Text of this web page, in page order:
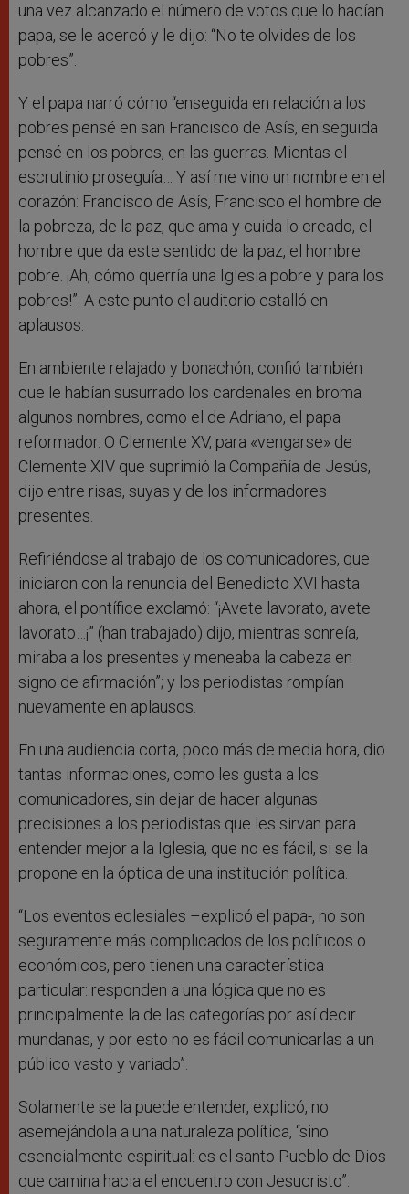
una vez alcanzado el número de votos que lo hacían
papa, se le acercó y le dijo: “No te olvides de los
pobres”.
Y el papa narró cómo “enseguida en relación a los
pobres pensé en san Francisco de Asís, en seguida
pensé en los pobres, en las guerras. Mientas el
escrutinio proseguía… Y así me vino un nombre en el
corazón: Francisco de Asís, Francisco el hombre de
la pobreza, de la paz, que ama y cuida lo creado, el
hombre que da este sentido de la paz, el hombre
pobre. ¡Ah, cómo querría una Iglesia pobre y para los
pobres!”. A este punto el auditorio estalló en
aplausos.
En ambiente relajado y bonachón, confió también
que le habían susurrado los cardenales en broma
algunos nombres, como el de Adriano, el papa
reformador. O Clemente XV, para «vengarse» de
Clemente XIV que suprimió la Compañía de Jesús,
dijo entre risas, suyas y de los informadores
presentes.
Refiriéndose al trabajo de los comunicadores, que
iniciaron con la renuncia del Benedicto XVI hasta
ahora, el pontífice exclamó: “¡Avete lavorato, avete
lavorato…¡” (han trabajado) dijo, mientras sonreía,
miraba a los presentes y meneaba la cabeza en
signo de afirmación”; y los periodistas rompían
nuevamente en aplausos.
En una audiencia corta, poco más de media hora, dio
tantas informaciones, como les gusta a los
comunicadores, sin dejar de hacer algunas
precisiones a los periodistas que les sirvan para
entender mejor a la Iglesia, que no es fácil, si se la
propone en la óptica de una institución política.
“Los eventos eclesiales –explicó el papa-, no son
seguramente más complicados de los políticos o
económicos, pero tienen una característica
particular: responden a una lógica que no es
principalmente la de las categorías por así decir
mundanas, y por esto no es fácil comunicarlas a un
público vasto y variado”.
Solamente se la puede entender, explicó, no
asemejándola a una naturaleza política, “sino
esencialmente espiritual: es el santo Pueblo de Dios
que camina hacia el encuentro con Jesucristo”.